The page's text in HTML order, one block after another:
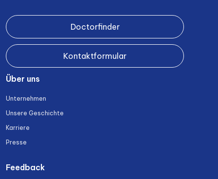
Doctorfinder
Kontaktformular
Über uns
Unternehmen
Unsere Geschichte
Karriere
Presse
Feedback